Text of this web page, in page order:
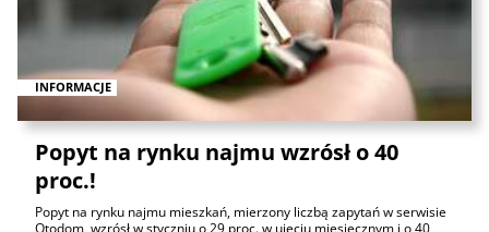
INFORMACJE
Popyt na rynku najmu wzrósł o 40
proc.!
Popyt na rynku najmu mieszkań, mierzony liczbą zapytań w serwisie